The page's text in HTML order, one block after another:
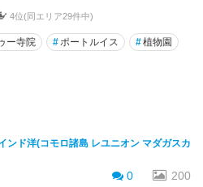
4位(同エリア29件中)
ー寺院 #ポートルイス #植物園
ンド洋(コモロ諸島 レユニオン マダガスカ
0 200